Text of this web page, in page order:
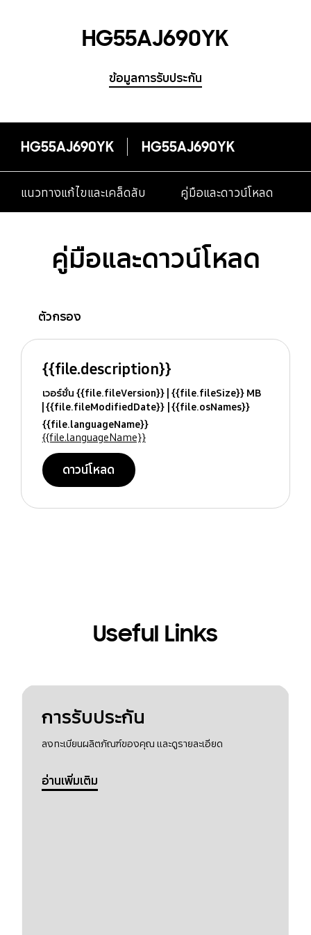
HG55AJ690YK
ข้อมูลการรับประกัน
HG55AJ690YK HG55AJ690YK
แนวทางแก้ไขและเคล็ดลับ คู่มือและดาวน์โหลด
คู่มือและดาวน์โหลด
ตัวกรอง
{{file.description}}
เวอร์ชั่น {{file.fileVersion}} {{file.fileSize}} MB
{{file.fileModifiedDate}} {{file.osNames}}
{{file.languageName}}
{{file.languageName}}
ดาวน์โหลด
Useful Links
การรับประกัน
ลงทะเบียนผลิตภัณฑ์ของคุณ และดูรายละเอียด
อ่านเพิ่มเติม